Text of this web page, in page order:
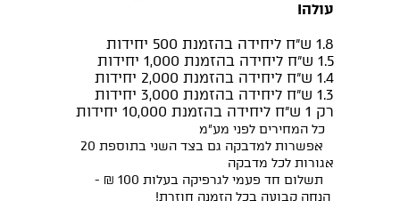
עולה!
1.8 ש"ח ליחידה בהזמנת 500 יחידות
1.5 ש"ח ליחידה בהזמנת 1,000 יחידות
1.4 ש"ח ליחידה בהזמנת 2,000 יחידות
1.3 ש"ח ליחידה בהזמנת 3,000 יחידות
רק 1 ש"ח ליחידה בהזמנת 10,000 יחידות
כל המחירים לפני מע"מ
אפשרות למדבקה גם בצד השני בתוספת 20
אגורות לכל מדבקה
תשלום חד פעמי לגרפיקה בעלות 100 ₪ -
הנחה קבועה בכל הזמנה חוזרת!